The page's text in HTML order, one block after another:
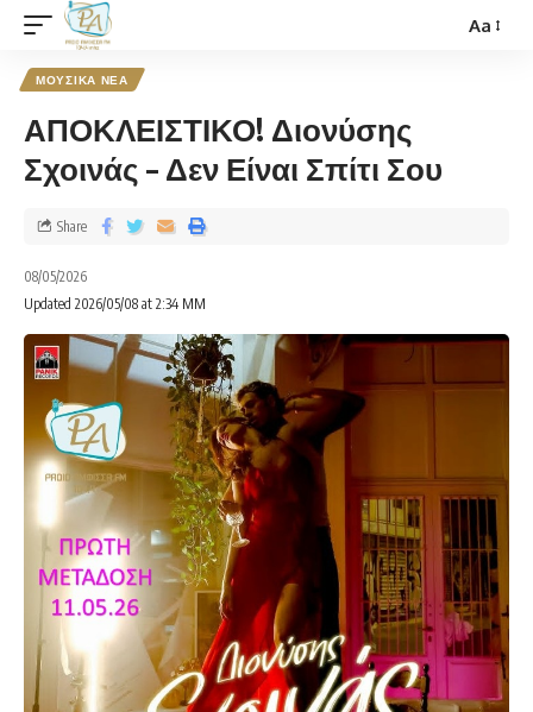
Aa
ΜΟΥΣΙΚΑ ΝΕΑ
ΑΠΟΚΛΕΙΣΤΙΚΟ! Διονύσης
Σχοινάς – Δεν Είναι Σπίτι Σου
08/05/2026
Updated 2026/05/08 at 2:34 ΜΜ
Share